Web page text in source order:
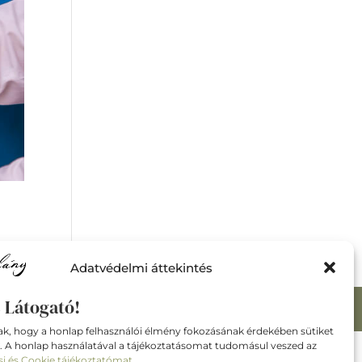
Adatvédelmi áttekintés
Látogató!
hogy a honlap felhasználói élmény fokozásának érdekében sütiket
A honlap használatával a tájékoztatásomat tudomásul veszed az
hellomysite.com